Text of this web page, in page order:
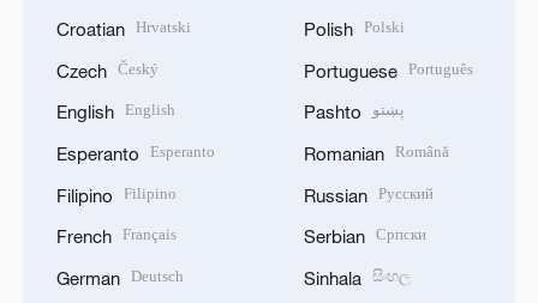
Croatian Hrvatski
Czech Český
English English
Esperanto Esperanto
Filipino Filipino
French Français
German Deutsch
Polish Polski
Portuguese Português
Pashto پښتو
Romanian Română
Russian Русский
Serbian Српски
Sinhala සිංහල